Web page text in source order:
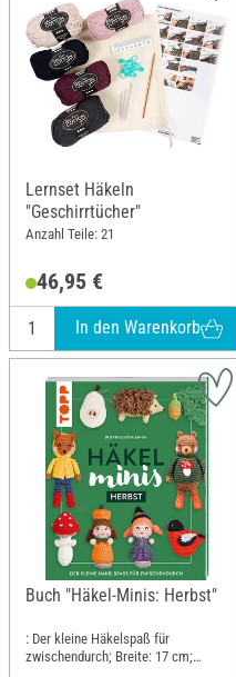
Lernset Häkeln
"Geschirrtücher"
Anzahl Teile: 21
46,95 €
In den Warenkorb
Buch "Häkel-Minis: Herbst"
: Der kleine Häkelspaß für
zwischendurch; Breite: 17 cm;